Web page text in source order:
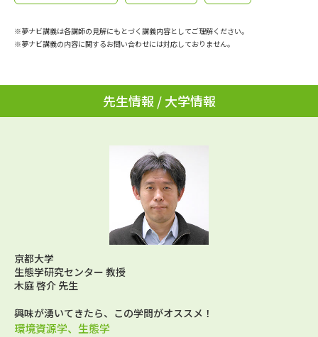
ユーザーサポート
受付内容・発送状況の確認
個人情報取扱規定
特定商取引表記
※夢ナビ講義は各講師の見解にもとづく講義内容としてご理解ください。
※夢ナビ講義の内容に関するお問い合わせには対応しておりません。
先生情報 / 大学情報
京都大学
生態学研究センター 教授
木庭 啓介 先生
興味が湧いてきたら、この学問がオススメ！
環境資源学、生態学